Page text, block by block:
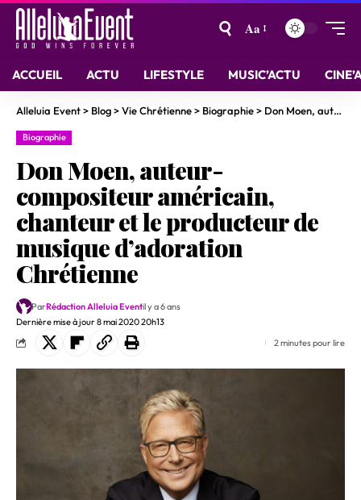
Aa
ACCUEIL ACTU LIFESTYLE MUSIC’ACTU
Alleluia Event> Blog>Vie Chrétienne> Biographie> Don Moen, auteur-compositeur américain, chanteur et le producteur de musique d’adoration Chrétienne
Biographie
Don Moen, auteur-
compositeur américain,
chanteur et le producteur de
musique d’adoration
Chrétienne
Dernière mise à jour 8 mai 2020 20h13
ParRédaction Alleluia Eventil y a 6 ans
2 minutes pour lire